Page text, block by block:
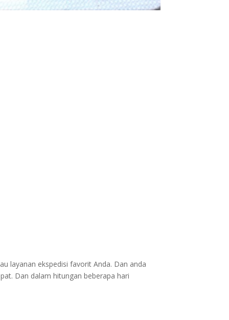
layanan ekspedisi favorit Anda. Dan anda
Dan dalam hitungan beberapa hari